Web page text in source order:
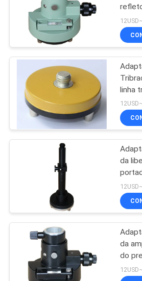
CONTACTE-
PEÇA
UMAS
CITAÇÕES
MAPA
PRIVACY
POLICY
Prisma de
graus
prisma total
estação
Prisma Polo
ótica
linha
de
da
da
do
ótica